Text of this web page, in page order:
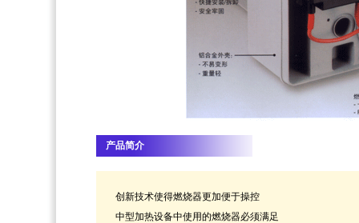
产品简介
创新技术使得燃烧器更加便于操控
中型加热设备中使用的燃烧器必须满足